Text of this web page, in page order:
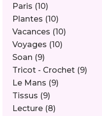
Paris (10)
Plantes (10)
Vacances (10)
Voyages (10)
Soan (9)
Tricot - Crochet (9)
Le Mans (9)
Tissus (9)
Lecture (8)